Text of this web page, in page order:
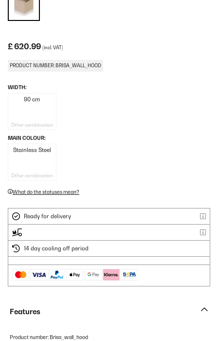
£ 620.99 (incl. VAT)
PRODUCT NUMBER: BRISA_WALL_HOOD
WIDTH:
90 cm
Other combination
MAIN COLOUR:
Stainless Steel
Other combination
What do the statuses mean?
Ready for delivery
14 day cooling off period
Features
Product number: Brisa_wall_hood